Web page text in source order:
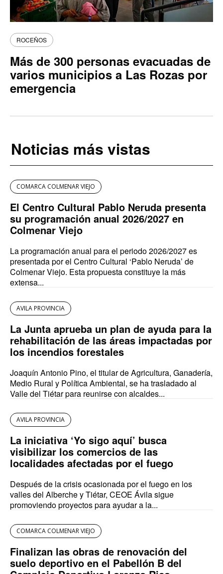
ROCEÑOS
Más de 300 personas evacuadas de
varios municipios a Las Rozas por
emergencia
Noticias más vistas
COMARCA COLMENAR VIEJO
El Centro Cultural Pablo Neruda presenta
su programación anual 2026/2027 en
Colmenar Viejo
La programación anual para el periodo 2026/2027 es
presentada por el Centro Cultural ‘Pablo Neruda’ de
Colmenar Viejo. Esta propuesta constituye la más
extensa...
AVILA PROVINCIA
La Junta aprueba un plan de ayuda para la
rehabilitación de las áreas impactadas por
los incendios forestales
Joaquín Antonio Pino, el titular de Agricultura, Ganadería,
Medio Rural y Política Ambiental, se ha trasladado al
Valle del Tiétar para reunirse con alcaldes...
AVILA PROVINCIA
La iniciativa ‘Yo sigo aquí’ busca
visibilizar los comercios de las
localidades afectadas por el fuego
Después de la crisis ocasionada por el fuego en los
valles del Alberche y Tiétar, CEOE Ávila sigue
promoviendo proyectos para ayudar a la...
COMARCA COLMENAR VIEJO
Finalizan las obras de renovación del
suelo deportivo en el Pabellón B del